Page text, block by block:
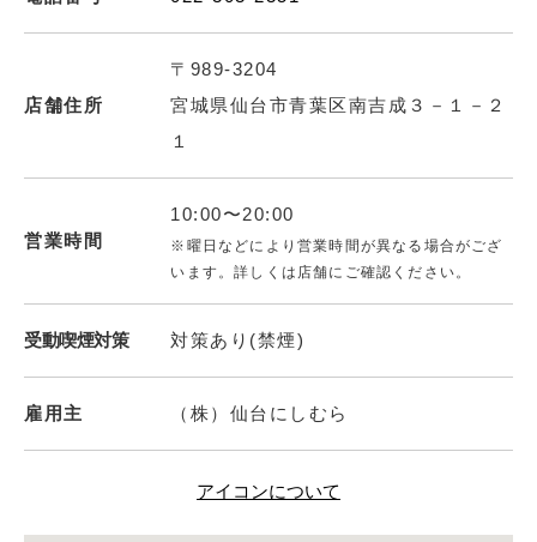
店舗住所
〒989-3204
宮城県仙台市青葉区南吉成３－１－２
１
営業時間
10:00〜20:00
※曜日などにより営業時間が異なる場合がござ
います。詳しくは店舗にご確認ください。
受動喫煙対策 対策あり(禁煙)
雇用主 （株）仙台にしむら
アイコンについて